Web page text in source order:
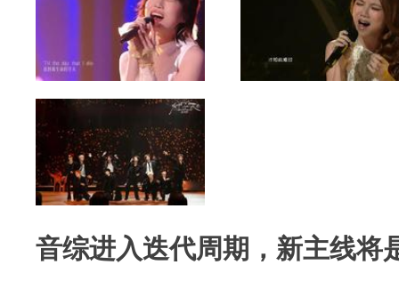
音综进入迭代周期，新主线将